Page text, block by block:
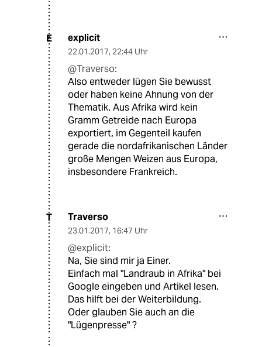
E explicit
22.01.2017, 22:44 Uhr
@Traverso:
Also entweder lügen Sie bewusst
oder haben keine Ahnung von der
Thematik. Aus Afrika wird kein
Gramm Getreide nach Europa
exportiert, im Gegenteil kaufen
gerade die nordafrikanischen Länder
große Mengen Weizen aus Europa,
insbesondere Frankreich.
T Traverso
23.01.2017, 16:47 Uhr
@explicit:
Na, Sie sind mir ja Einer.
Einfach mal "Landraub in Afrika" bei
Google eingeben und Artikel lesen.
Das hilft bei der Weiterbildung.
Oder glauben Sie auch an die
"Lügenpresse" ?